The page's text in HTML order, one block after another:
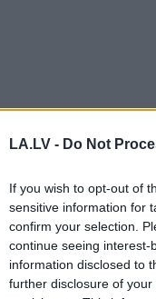
LA.LV - Do Not
If you wish to opt-out of
sensitive information for
confirm your selection.
continue seeing
information disclosed to
further disclosure of your